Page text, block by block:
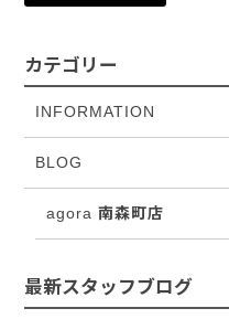
カテゴリー
INFORMATION
BLOG
agora 南森町店
最新スタッフブログ